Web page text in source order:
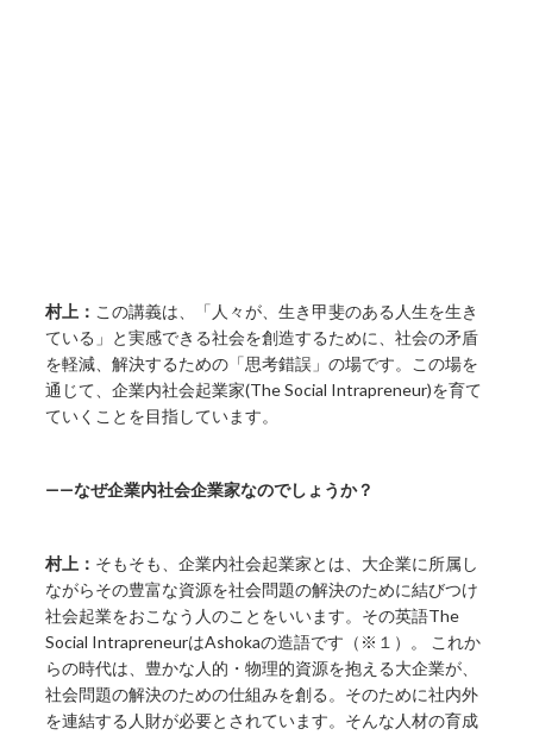
村上： この講義は、「人々が、生き甲斐のある人生を生き
ている」と実感できる社会を創造するために、社会の矛盾
を軽減、解決するための「思考錯誤」の場です。この場を
通じて、企業内社会起業家(The Social Intrapreneur)を育て
ていくことを目指しています。
——なぜ企業内社会企業家なのでしょうか？
村上： そもそも、企業内社会起業家とは、大企業に所属し
ながらその豊富な資源を社会問題の解決のために結びつけ
社会起業をおこなう人のことをいいます。その英語The
Social IntrapreneurはAshokaの造語です（※１）。 これか
らの時代は、豊かな人的・物理的資源を抱える大企業が、
社会問題の解決のための仕組みを創る。そのために社内外
を連結する人財が必要とされています。そんな人材の育成